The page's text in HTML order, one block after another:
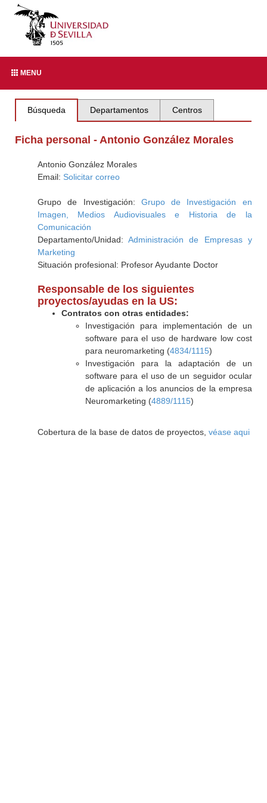
MENU
Búsqueda Departamentos Centros
Ficha personal - Antonio González Morales
Antonio González Morales
Email: Solicitar correo
Grupo de Investigación: Grupo de Investigación en
Imagen, Medios Audiovisuales e Historia de la
Comunicación
Departamento/Unidad:Administración de Empresas y
Marketing
Situación profesional: Profesor Ayudante Doctor
Responsable de los siguientes
proyectos/ayudas en la US:
Contratos con otras entidades:
Investigación para implementación de un
software para el uso de hardware low cost
para neuromarketing (4834/1115)
Investigación para la adaptación de un
software para el uso de un seguidor ocular
de aplicación a los anuncios de la empresa
Neuromarketing (4889/1115)
Cobertura de la base de datos de proyectos, véase aqui